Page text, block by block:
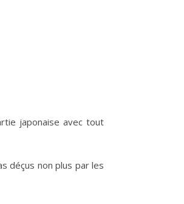
japonaise avec tout
déçus non plus par les